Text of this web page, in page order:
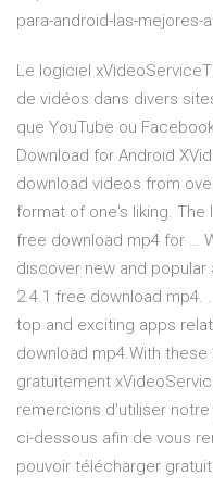
para-android-las-mejores-
Le logiciel
de vidéos dans divers
que YouTube ou
Download for Android
download videos from
format of one's liking. The
free download mp4 for …
discover new and
2.4.1 free download mp4.
top and exciting apps
download mp4.With
gratuitement
remercions d'utiliser
ci-dessous afin de vous
pouvoir télécharger